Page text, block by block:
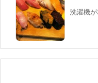
洗濯機